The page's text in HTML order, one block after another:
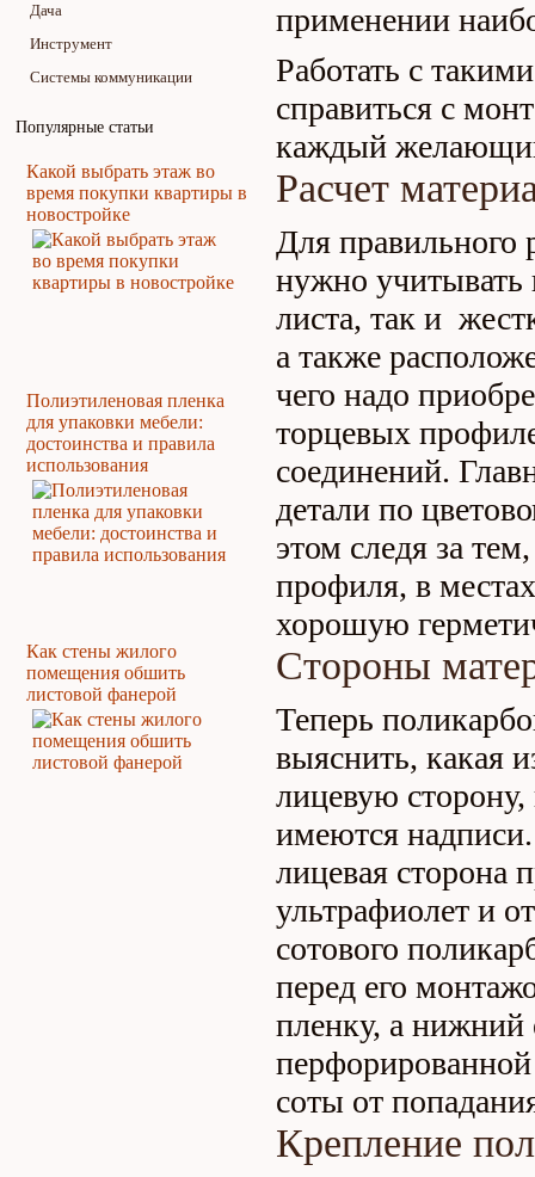
Дача
Инструмент
Системы коммуникации
Популярные статьи
Какой выбрать этаж во
время покупки квартиры в
новостройке
Полиэтиленовая пленка
для упаковки мебели:
достоинства и правила
использования
Как стены жилого
помещения обшить
листовой фанерой
применении
Работать с
справиться с
каждый
Расчет
Для правильного
нужно учитывать
листа, так и
а также
чего надо
торцевых
соединений.
детали по
этом следя за
профиля, в
хорошую
Стороны
Теперь
выяснить, какая
лицевую сторону,
имеются
лицевая сторона
ультрафиолет и
сотового
перед его
пленку, а нижний
соты от
Крепление